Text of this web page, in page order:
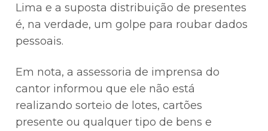
Lima e a suposta distribuição de presentes
é, na verdade, um golpe para roubar dados
pessoais.
Em nota, a assessoria de imprensa do
cantor informou que ele não está
realizando sorteio de lotes, cartões
presente ou qualquer tipo de bens e